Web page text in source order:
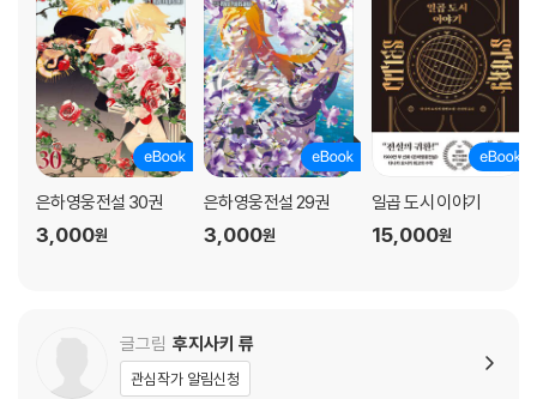
은하영웅전설 30권
3,000원
은하영웅전설 29권
3,000원
일곱 도시 이야기
15,000원
글그림 후지사키 류
관심작가 알림신청